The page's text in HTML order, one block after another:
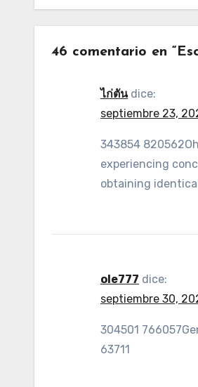
46 comentario en
ไก่ตัน dice:
septiembre 23,
343854
experiencing
obtaining
ole777 dice:
septiembre 30,
304501
63711